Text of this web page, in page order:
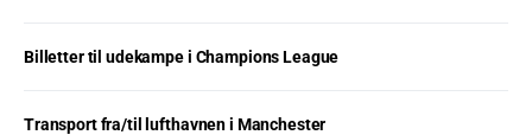
Billetter til udekampe i Champions League
Transport fra/til lufthavnen i Manchester